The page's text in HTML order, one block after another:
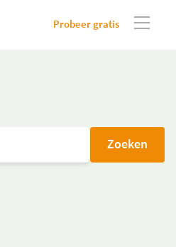
Probeer gratis
Zoeken